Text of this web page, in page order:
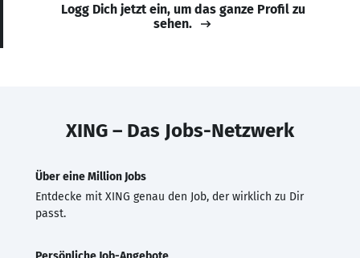
Logg Dich jetzt ein, um das ganze Profil zu
sehen.
XING – Das Jobs-Netzwerk
Über eine Million Jobs
Entdecke mit XING genau den Job, der wirklich zu Dir
passt.